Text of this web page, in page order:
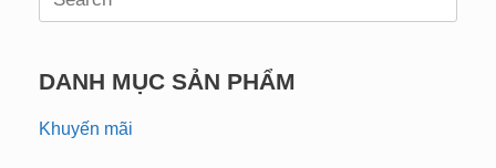
DANH MỤC SẢN PHẨM
Khuyến mãi